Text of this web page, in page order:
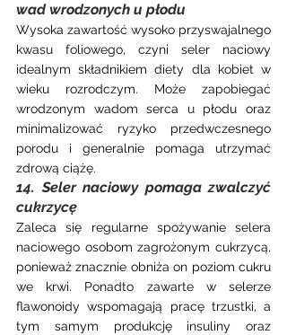
wad wrodzonych u płodu
Wysoka zawartość wysoko przyswajalnego
kwasu foliowego, czyni seler naciowy
idealnym składnikiem diety dla kobiet w
wieku rozrodczym. Może zapobiegać
wrodzonym wadom serca u płodu oraz
minimalizować ryzyko przedwczesnego
porodu i generalnie pomaga utrzymać
zdrową ciążę.
14. Seler naciowy pomaga zwalczyć
cukrzycę
Zaleca się regularne spożywanie selera
naciowego osobom zagrożonym cukrzycą,
ponieważ znacznie obniża on poziom cukru
we krwi. Ponadto zawarte w selerze
flawonoidy wspomagają pracę trzustki, a
tym samym produkcję insuliny oraz